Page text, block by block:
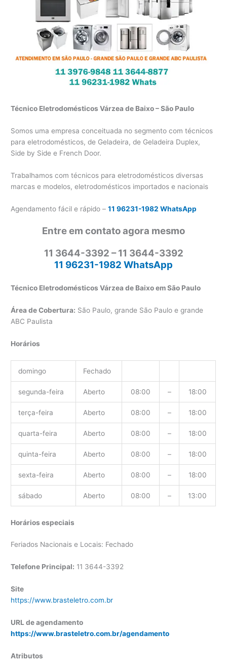
Técnico Eletrodomésticos Várzea de Baixo – São Paulo
Somos uma empresa conceituada no segmento com técnicos
para eletrodomésticos, de Geladeira, de Geladeira Duplex,
Side by Side e French Door.
Trabalhamos com técnicos para eletrodomésticos diversas
marcas e modelos, eletrodomésticos importados e nacionais
Agendamento fácil e rápido –11 96231-1982 WhatsApp
Entre em contato agora mesmo
11 3644-3392 – 11 3644-3392
11 96231-1982 WhatsApp
Técnico Eletrodomésticos Várzea de Baixo em São Paulo
Área de Cobertura: São Paulo, grande São Paulo e grande
ABC Paulista
Horários
domingo Fechado
segunda-feira Aberto 08:00 – 18:00
terça-feira Aberto 08:00 – 18:00
quarta-feira Aberto 08:00 – 18:00
quinta-feira Aberto 08:00 – 18:00
sexta-feira Aberto 08:00 – 18:00
sábado Aberto 08:00 – 13:00
Horários especiais
Feriados Nacionais e Locais: Fechado
Telefone Principal: 11 3644-3392
Site
https://www.brasteletro.com.br
URL de agendamento
https://www.brasteletro.com.br/agendamento
Atributos